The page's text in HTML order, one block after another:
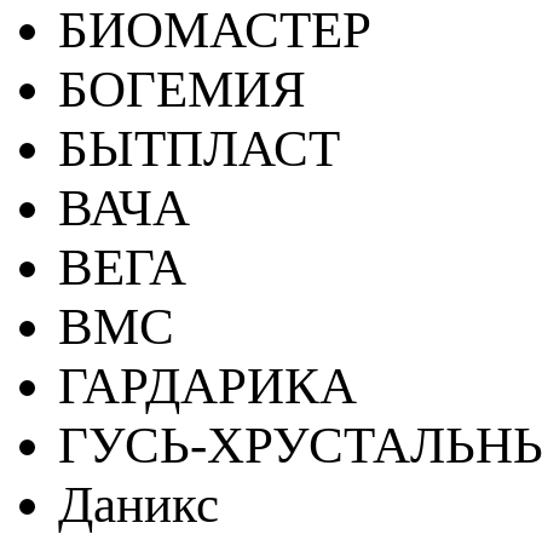
БИОМАСТЕР
БОГЕМИЯ
БЫТПЛАСТ
ВАЧА
ВЕГА
ВМС
ГАРДАРИКА
ГУСЬ-
Даникс